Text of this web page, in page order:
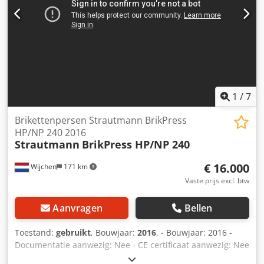
1 /7
Wijchen 171 km
Brikettenpersen Strautmann BrikPress
HP/NP 240 2016
Strautmann BrikPress HP/NP 240
€ 16.000
Vaste prijs excl. btw
Aanvragen Bellen
Toestand: gebruikt, Bouwjaar: 2016, - Bouwjaar: 2016 -
Documentatie aanwezig: Nee - CE certificaat aanwezig: Nee
Financiële informatie BTW: De getoonde prijs is exclusief